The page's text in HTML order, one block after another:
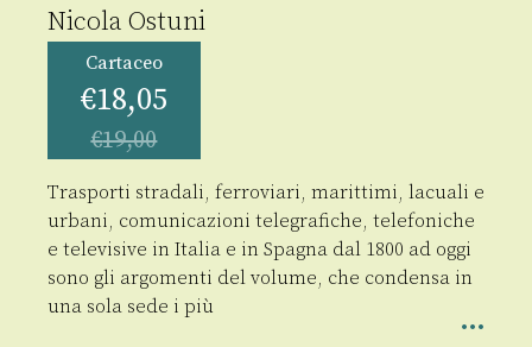
Nicola Ostuni
Cartaceo
€18,05
€19,00
Trasporti stradali, ferroviari, marittimi, lacuali e
urbani, comunicazioni telegrafiche, telefoniche
e televisive in Italia e in Spagna dal 1800 ad oggi
sono gli argomenti del volume, che condensa in
una sola sede i più